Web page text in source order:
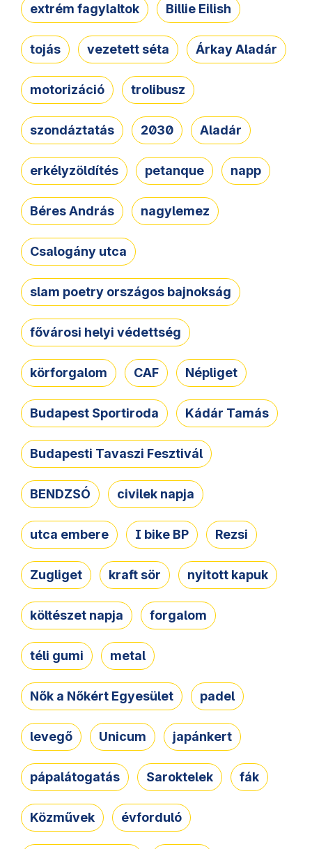
extrém fagylaltok Billie Eilish
tojás vezetett séta Árkay Aladár
motorizáció trolibusz
szondáztatás 2030 Aladár
erkélyzöldítés petanque napp
Béres András nagylemez
Csalogány utca
slam poetry országos bajnokság
fővárosi helyi védettség
körforgalom CAF Népliget
Budapest Sportiroda Kádár Tamás
Budapesti Tavaszi Fesztivál
BENDZSÓ civilek napja
utca embere I bike BP Rezsi
Zugliget kraft sör nyitott kapuk
költészet napja forgalom
téli gumi metal
Nők a Nőkért Egyesület padel
levegő Unicum japánkert
pápalátogatás Saroktelek fák
Közművek évforduló